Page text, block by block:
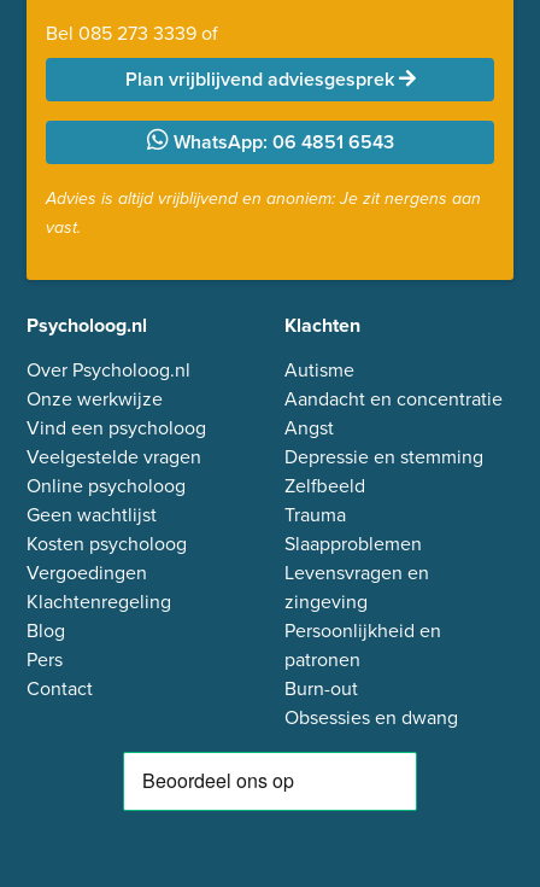
Bel 085 273 3339of
Plan vrijblijvend adviesgesprek
WhatsApp: 06 4851 6543
Advies is altijd vrijblijvend en anoniem: Je zit nergens aan
vast.
Psycholoog.nl
Over Psycholoog.nl
Onze werkwijze
Vind een psycholoog
Veelgestelde vragen
Online psycholoog
Geen wachtlijst
Kosten psycholoog
Vergoedingen
Klachtenregeling
Blog
Pers
Contact
Klachten
Autisme
Aandacht en concentratie
Angst
Depressie en stemming
Zelfbeeld
Trauma
Slaapproblemen
Levensvragen en
zingeving
Persoonlijkheid en
patronen
Burn-out
Obsessies en dwang